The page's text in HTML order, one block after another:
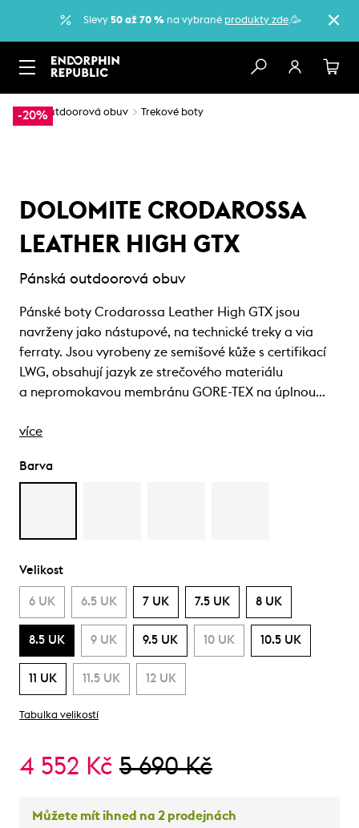
Slevy 50 až 70 % na vybrané produkty zde.🥳
-20%
… Outdoorová obuv Trekové boty
DOLOMITE CRODAROSSA
LEATHER HIGH GTX
Pánská outdoorová obuv
Pánské boty Crodarossa Leather High GTX jsou
navrženy jako nástupové, na technické treky a via
ferraty. Jsou vyrobeny ze semišové kůže s certifikací
LWG, obsahují jazyk ze strečového materiálu
a nepromokavou membránu GORE-TEX na úplnou…
více
Barva
Velikost
6 UK 6.5 UK 7 UK 7.5 UK 8 UK
8.5 UK 9 UK 9.5 UK 10 UK 10.5 UK
11 UK 11.5 UK 12 UK
Tabulka velikostí
4 552 Kč 5 690 Kč
Můžete mít ihned na 2 prodejnách